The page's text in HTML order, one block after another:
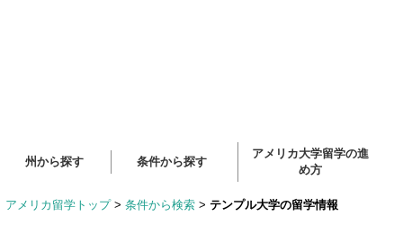
州から探す 条件から探す
アメリカ大学留学の進
め方
アメリカ留学トップ > 条件から検索 > テンプル大学の留学情報